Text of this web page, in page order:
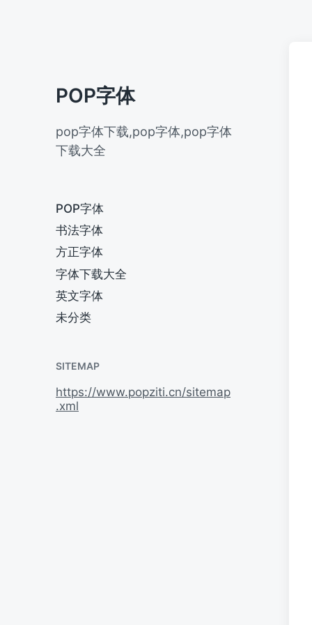
POP字体
pop字体下载,pop字体,pop字体
下载大全
POP字体
书法字体
方正字体
字体下载大全
英文字体
未分类
SITEMAP
https://www.popziti.cn/sitemap
.xml